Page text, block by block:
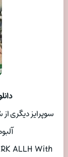
سوپرایز دیگری از
ALLH With